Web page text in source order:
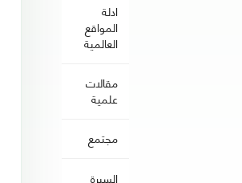
ادلة
المواقع
العالمية
مقالات
علمية
مجتمع
السيرة